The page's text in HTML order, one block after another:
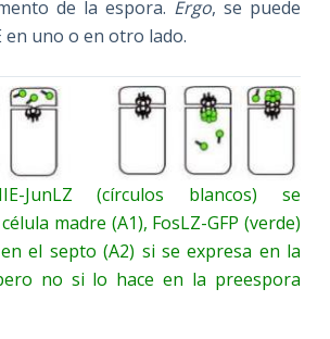
de la espora. Ergo, se puede
en uno o en otro lado.
JunLZ (círculos blancos) se
madre (A1), FosLZ-GFP (verde)
el septo (A2) si se expresa en la
no si lo hace en la preespora